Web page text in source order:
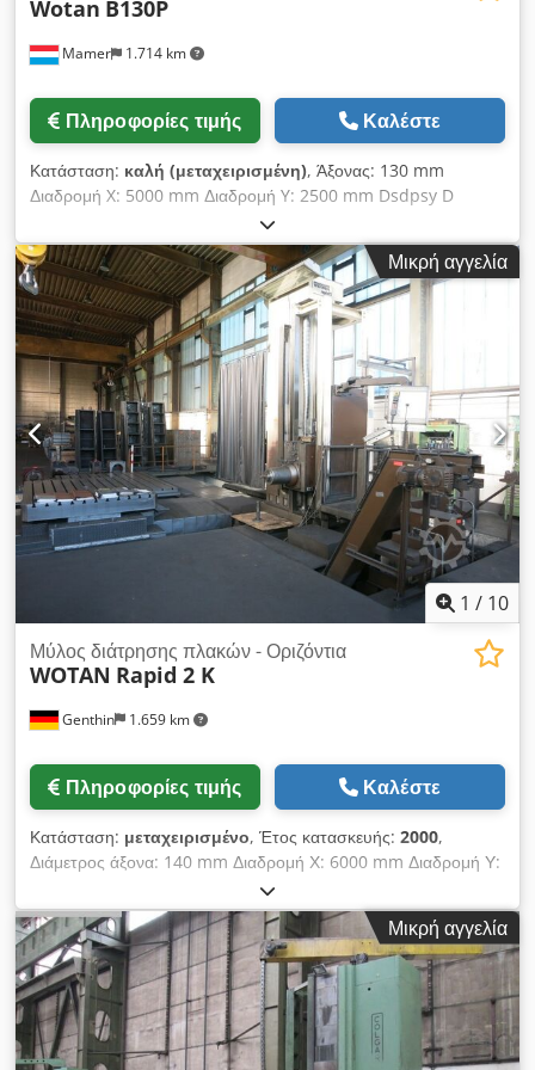
Mamer 1.714 km
Wotan B130P
Πληροφορίες τιμής Καλέστε
Κατάσταση: καλή (μεταχειρισμένη), Άξονας: 130 mm
Διαδρομή X: 5000 mm Διαδρομή Y: 2500 mm Dsdpsy D
Tvgofx Acqskr Διαδρομή Z: 1000 mm Περιστρεφόμενο
τραπέζι: 2000 x 2500 mm, περίπου 30 τόνοι Με πλάκα
πρόσοψης Κάθετη κεφαλή Ορισμένα εργαλεία Χωρίς τραπέζι με
πλάκες
Μικρή αγγελία
1 / 10
Genthin 1.659 km
Μύλος διάτρησης πλακών - Οριζόντια
WOTAN Rapid 2 K
Πληροφορίες τιμής Καλέστε
Κατάσταση: μεταχειρισμένο, Έτος κατασκευής: 2000,
Διάμετρος άξονα: 140 mm Διαδρομή Χ: 6000 mm Διαδρομή Υ:
2500 mm Διαδρομή Z: 800 mm Διαδρομή W: 700 mm Ταχεία
μεταφορά: 10 m/min Υποδοχή άξονα: ISO 50 Έλεγχος:
Heidenhain ITNC 430 Επιφάνεια πλάκας: 3500x2500 mm
Περιστρεφόμενο τραπέζι γεώτρησης: Rottler Τύπος:
DVT200/2500 30NC 2000 Djdpfxjy Sui Ro Acqokr Διαστάσεις
τραπεζιού: 2500x2000 mm Φορτίο τραπεζιού: 30 t Μετακίνηση
τραπεζιού: 700 mm Περιστροφή τραπεζιού: 360° Ράγες Τ (T-
slots) – Πλάτος: 28/50 mm Ράγες Τ – Απόσταση: 170 mm
Μικρή αγγελία